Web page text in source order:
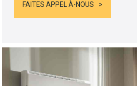
FAITES APPEL À-NOUS